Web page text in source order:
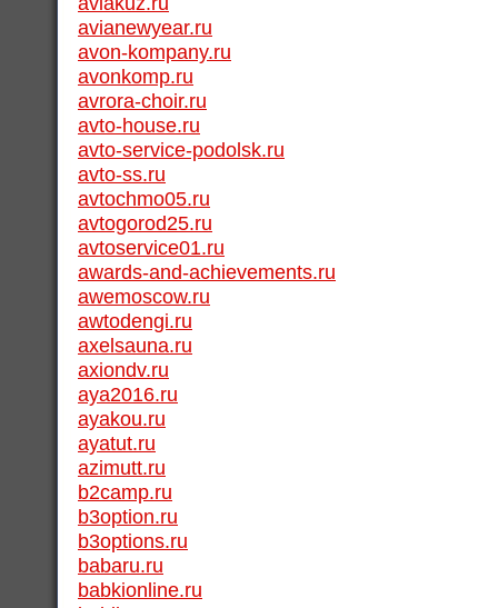
avianewyear.ru
avon-kompany.ru
avonkomp.ru
avrora-choir.ru
avto-house.ru
avto-service-podolsk.ru
avto-ss.ru
avtochmo05.ru
avtogorod25.ru
avtoservice01.ru
awards-and-achievements.ru
awemoscow.ru
awtodengi.ru
axelsauna.ru
axiondv.ru
aya2016.ru
ayakou.ru
ayatut.ru
azimutt.ru
b2camp.ru
b3option.ru
b3options.ru
babaru.ru
babkionline.ru